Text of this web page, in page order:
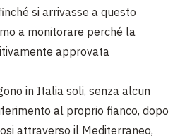
si arrivasse a questo
a monitorare perché la
approvata
in Italia soli, senza alcun
al proprio fianco, dopo
attraverso il Mediterraneo,